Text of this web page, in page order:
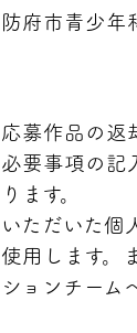
防府市青少年
応募作品の返
必要事項の記
ります。
いただいた個
使用します。
ションチーム